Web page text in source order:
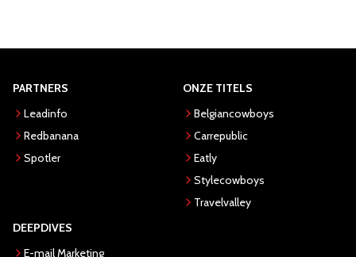
PARTNERS
Leadinfo
Redbanana
Spotler
ONZE TITELS
Belgiancowboys
Carrepublic
Eatly
Stylecowboys
Travelvalley
DEEPDIVES
E-mail Marketing